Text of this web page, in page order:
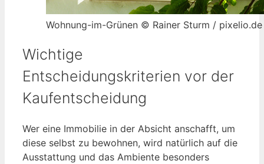
Wohnung-im-Grünen © Rainer Sturm / pixelio.de
Wichtige
Entscheidungskriterien vor der
Kaufentscheidung
Wer eine Immobilie in der Absicht anschafft, um
diese selbst zu bewohnen, wird natürlich auf die
Ausstattung und das Ambiente besonders